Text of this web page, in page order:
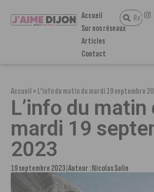
Accueil
Sur nos réseaux
Articles
Contact
Accueil»L’info du matin du mardi 19 septembre
L’info du matin
mardi 19
2023
19 septembre 2023 Auteur :Nicolas Salin